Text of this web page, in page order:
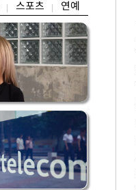
스포츠 연예